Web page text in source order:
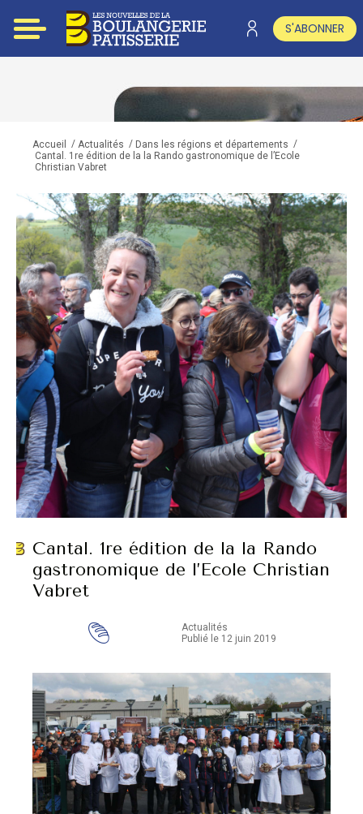
S'ABONNER
Accueil / Actualités / Dans les régions et départements /
Cantal. 1re édition de la la Rando gastronomique de l’Ecole
Christian Vabret
Cantal. 1re édition de la la Rando
gastronomique de l’Ecole Christian
Vabret
Actualités
Publié le 12 juin 2019